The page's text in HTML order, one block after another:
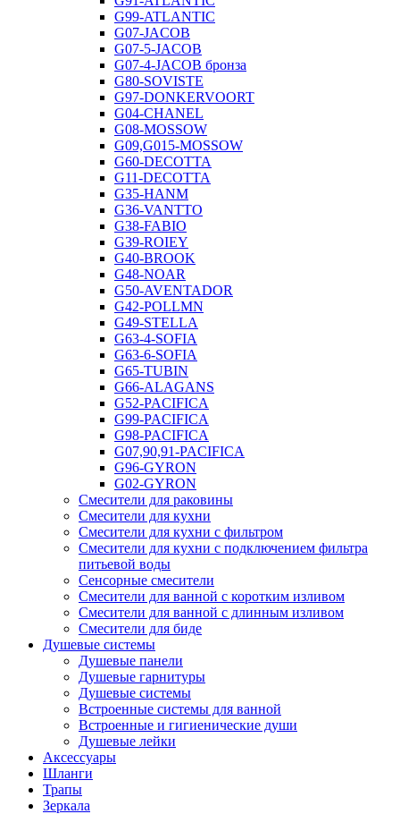
G99-ATLANTIC
G07-JACOB
G07-5-JACOB
G07-4-JACOB бронза
G80-SOVISTE
G97-DONKERVOORT
G04-CHANEL
G08-MOSSOW
G09,G015-MOSSOW
G60-DECOTTA
G11-DECOTTA
G35-HANM
G36-VANTTO
G38-FABIO
G39-ROIEY
G40-BROOK
G48-NOAR
G50-AVENTADOR
G42-POLLMN
G49-STELLA
G63-4-SOFIA
G63-6-SOFIA
G65-TUBIN
G66-ALAGANS
G52-PACIFICA
G99-PACIFICA
G98-PACIFICA
G07,90,91-PACIFICA
G96-GYRON
G02-GYRON
Смесители для раковины
Смесители для кухни
Смесители для кухни с фильтром
Смесители для кухни с подключением фильтра
питьевой воды
Сенсорные смесители
Смесители для ванной с коротким изливом
Смесители для ванной с длинным изливом
Смесители для биде
Душевые системы
Душевые панели
Душевые гарнитуры
Душевые системы
Встроенные системы для ванной
Встроенные и гигиенические души
Душевые лейки
Аксессуары
Шланги
Трапы
Зеркала